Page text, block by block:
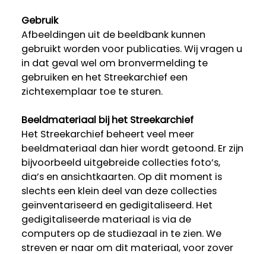
Gebruik
Afbeeldingen uit de beeldbank kunnen
gebruikt worden voor publicaties. Wij vragen u
in dat geval wel om bronvermelding te
gebruiken en het Streekarchief een
zichtexemplaar toe te sturen.
Beeldmateriaal bij het Streekarchief
Het Streekarchief beheert veel meer
beeldmateriaal dan hier wordt getoond. Er zijn
bijvoorbeeld uitgebreide collecties foto’s,
dia’s en ansichtkaarten. Op dit moment is
slechts een klein deel van deze collecties
geïnventariseerd en gedigitaliseerd. Het
gedigitaliseerde materiaal is via de
computers op de studiezaal in te zien. We
streven er naar om dit materiaal, voor zover